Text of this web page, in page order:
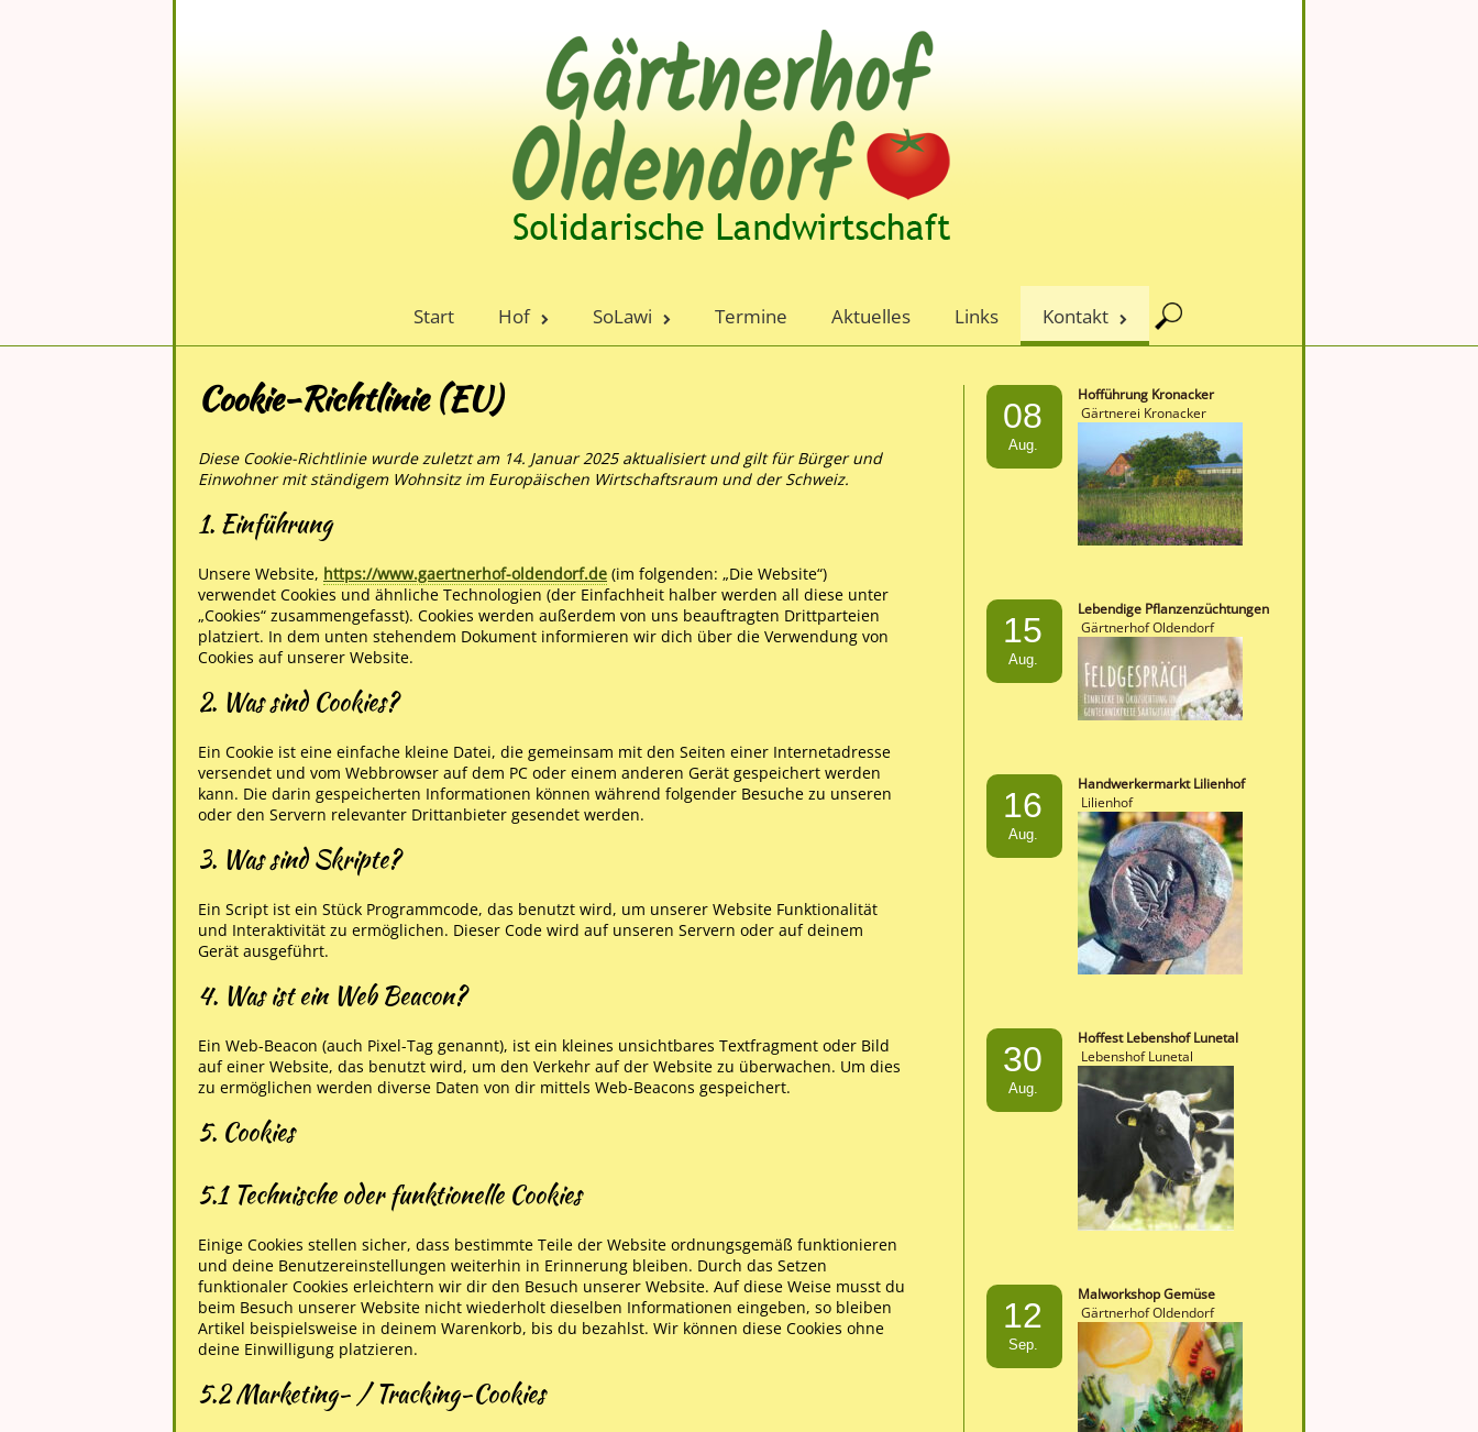
Start Hof SoLawi Termine Aktuelles Links Kontakt
08
Aug.
Hofführung Kronacker
Gärtnerei Kronacker
15
Aug.
Lebendige Pflanzenzüchtungen
Gärtnerhof Oldendorf
16
Aug.
Handwerkermarkt Lilienhof
Lilienhof
30
Aug.
Hoffest Lebenshof Lunetal
Lebenshof Lunetal
12
Sep.
Malworkshop Gemüse
Gärtnerhof Oldendorf
Cookie-Richtlinie (EU)
Diese Cookie-Richtlinie wurde zuletzt am 14. Januar 2025 aktualisiert und gilt für Bürger und
Einwohner mit ständigem Wohnsitz im Europäischen Wirtschaftsraum und der Schweiz.
1. Einführung
Unsere Website, https://www.gaertnerhof-oldendorf.de (im folgenden: „Die Website“)
verwendet Cookies und ähnliche Technologien (der Einfachheit halber werden all diese unter
„Cookies“ zusammengefasst). Cookies werden außerdem von uns beauftragten Drittparteien
platziert. In dem unten stehendem Dokument informieren wir dich über die Verwendung von
Cookies auf unserer Website.
2. Was sind Cookies?
Ein Cookie ist eine einfache kleine Datei, die gemeinsam mit den Seiten einer Internetadresse
versendet und vom Webbrowser auf dem PC oder einem anderen Gerät gespeichert werden
kann. Die darin gespeicherten Informationen können während folgender Besuche zu unseren
oder den Servern relevanter Drittanbieter gesendet werden.
3. Was sind Skripte?
Ein Script ist ein Stück Programmcode, das benutzt wird, um unserer Website Funktionalität
und Interaktivität zu ermöglichen. Dieser Code wird auf unseren Servern oder auf deinem
Gerät ausgeführt.
4. Was ist ein Web Beacon?
Ein Web-Beacon (auch Pixel-Tag genannt), ist ein kleines unsichtbares Textfragment oder Bild
auf einer Website, das benutzt wird, um den Verkehr auf der Website zu überwachen. Um dies
zu ermöglichen werden diverse Daten von dir mittels Web-Beacons gespeichert.
5. Cookies
5.1 Technische oder funktionelle Cookies
Einige Cookies stellen sicher, dass bestimmte Teile der Website ordnungsgemäß funktionieren
und deine Benutzereinstellungen weiterhin in Erinnerung bleiben. Durch das Setzen
funktionaler Cookies erleichtern wir dir den Besuch unserer Website. Auf diese Weise musst du
beim Besuch unserer Website nicht wiederholt dieselben Informationen eingeben, so bleiben
Artikel beispielsweise in deinem Warenkorb, bis du bezahlst. Wir können diese Cookies ohne
deine Einwilligung platzieren.
5.2 Marketing- / Tracking-Cookies